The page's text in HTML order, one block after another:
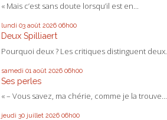
« Mais c’est sans doute lorsqu’il est en...
lundi 03 août 2026 06h00
Deux Spilliaert
Pourquoi deux ? Les critiques distinguent deux...
samedi 01 août 2026 06h00
Ses perles
« – Vous savez, ma chérie, comme je la trouve...
jeudi 30 juillet 2026 06h00